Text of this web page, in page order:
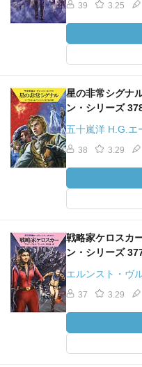
39 3.25
星の非常シグナ
ン・シリーズ
五十嵐洋 H.G.エ
38 3.29
戦略家ケロスカ
ン・シリーズ
エルンスト・ヴ
37 3.29